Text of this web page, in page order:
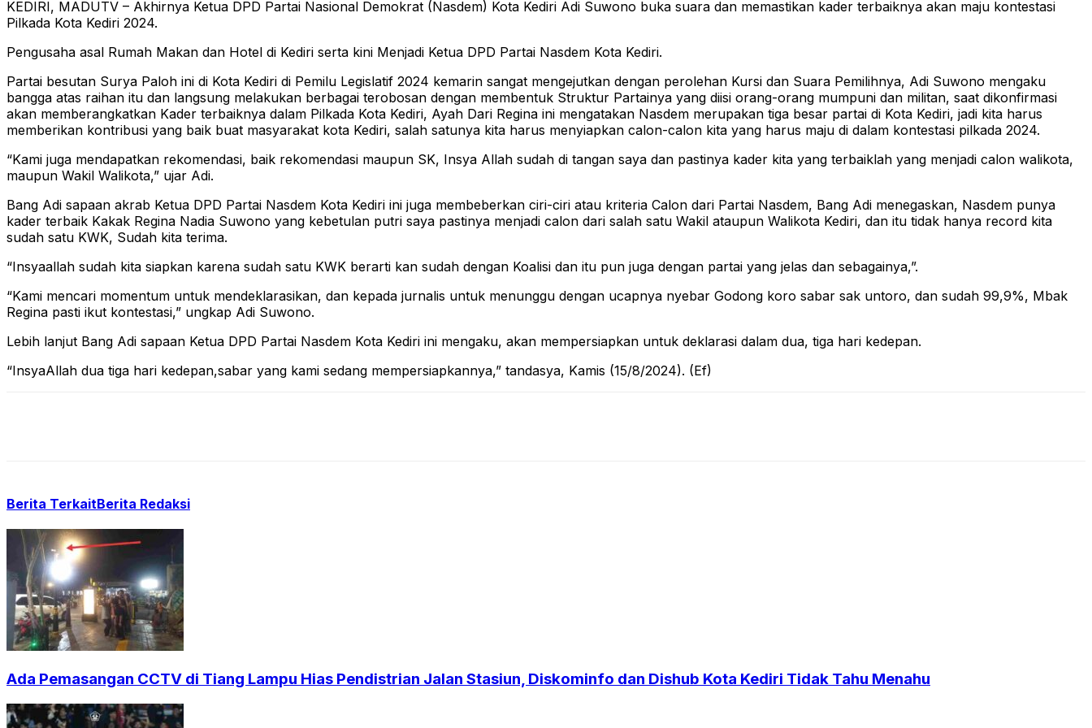
KEDIRI, MADUTV – Akhirnya Ketua DPD Partai Nasional Demokrat (Nasdem) Kota Kediri Adi Suwono buka suara dan memastikan kader terbaiknya akan maju kontestasi
Pilkada Kota Kediri 2024.
Pengusaha asal Rumah Makan dan Hotel di Kediri serta kini Menjadi Ketua DPD Partai Nasdem Kota Kediri.
Partai besutan Surya Paloh ini di Kota Kediri di Pemilu Legislatif 2024 kemarin sangat mengejutkan dengan perolehan Kursi dan Suara Pemilihnya, Adi Suwono mengaku
bangga atas raihan itu dan langsung melakukan berbagai terobosan dengan membentuk Struktur Partainya yang diisi orang-orang mumpuni dan militan, saat dikonfirmasi
akan memberangkatkan Kader terbaiknya dalam Pilkada Kota Kediri, Ayah Dari Regina ini mengatakan Nasdem merupakan tiga besar partai di Kota Kediri, jadi kita harus
memberikan kontribusi yang baik buat masyarakat kota Kediri, salah satunya kita harus menyiapkan calon-calon kita yang harus maju di dalam kontestasi pilkada 2024.
“Kami juga mendapatkan rekomendasi, baik rekomendasi maupun SK, Insya Allah sudah di tangan saya dan pastinya kader kita yang terbaiklah yang menjadi calon walikota,
maupun Wakil Walikota,” ujar Adi.
Bang Adi sapaan akrab Ketua DPD Partai Nasdem Kota Kediri ini juga membeberkan ciri-ciri atau kriteria Calon dari Partai Nasdem, Bang Adi menegaskan, Nasdem punya
kader terbaik Kakak Regina Nadia Suwono yang kebetulan putri saya pastinya menjadi calon dari salah satu Wakil ataupun Walikota Kediri, dan itu tidak hanya record kita
sudah satu KWK, Sudah kita terima.
“Insyaallah sudah kita siapkan karena sudah satu KWK berarti kan sudah dengan Koalisi dan itu pun juga dengan partai yang jelas dan sebagainya,”.
“Kami mencari momentum untuk mendeklarasikan, dan kepada jurnalis untuk menunggu dengan ucapnya nyebar Godong koro sabar sak untoro, dan sudah 99,9%, Mbak
Regina pasti ikut kontestasi,” ungkap Adi Suwono.
Lebih lanjut Bang Adi sapaan Ketua DPD Partai Nasdem Kota Kediri ini mengaku, akan mempersiapkan untuk deklarasi dalam dua, tiga hari kedepan.
“InsyaAllah dua tiga hari kedepan,sabar yang kami sedang mempersiapkannya,” tandasya, Kamis (15/8/2024). (Ef)
Berita TerkaitBerita Redaksi
Ada Pemasangan CCTV di Tiang Lampu Hias Pendistrian Jalan Stasiun, Diskominfo dan Dishub Kota Kediri Tidak Tahu Menahu